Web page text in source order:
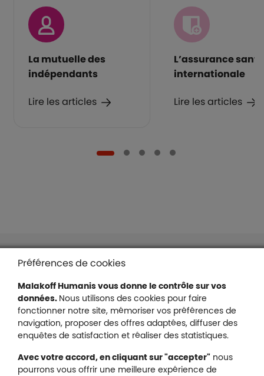
La mutuelle des
indépendants
Lire les articles
L’assurance santé
internationale
Lire les articles
Liens en bas de page
Accessibilité : partiellement conforme
Protection des données
Nous contacter
Plan du site
Gestion des cookies
Préférences de cookies
Malakoff Humanis vous donne le contrôle sur vos
données. Nous utilisons des cookies pour faire
fonctionner notre site, mémoriser vos préférences de
navigation, proposer des offres adaptées, diffuser des
enquêtes de satisfaction et réaliser des statistiques.
Avec votre accord, en cliquant sur "accepter" nous
pourrons vous offrir une meilleure expérience de